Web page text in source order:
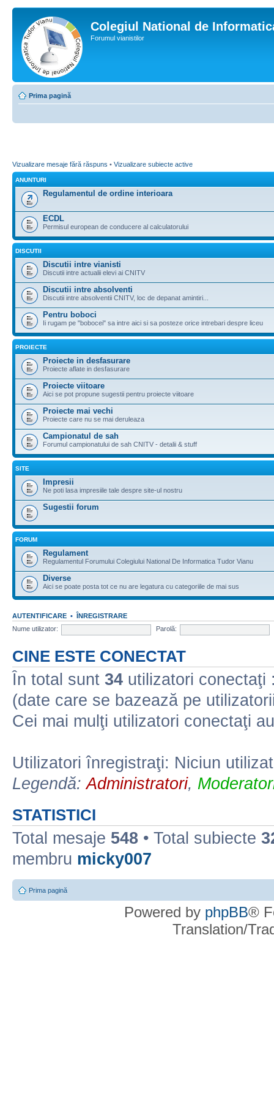
Colegiul National de
Forumul vianistilor
Prima pagină
Vizualizare mesaje fără răspuns • Vizualizare subiecte active
ANUNTURI
Regulamentul de ordine interioara
ECDL
Permisul european de conducere al calculatorului
DISCUTII
Discutii intre vianisti
Discutii intre actualii elevi ai CNITV
Discutii intre absolventi
Discutii intre absolventii CNITV, loc de depanat amintiri...
Pentru boboci
Ii rugam pe "bobocei" sa intre aici si sa posteze orice intrebari despre liceu
PROIECTE
Proiecte in desfasurare
Proiecte aflate in desfasurare
Proiecte viitoare
Aici se pot propune sugestii pentru proiecte viitoare
Proiecte mai vechi
Proiecte care nu se mai deruleaza
Campionatul de sah
Forumul campionatului de sah CNITV - detalii & stuff
SITE
Impresii
Ne poti lasa impresiile tale despre site-ul nostru
Sugestii forum
FORUM
Regulament
Regulamentul Forumului Colegiului National De Informatica Tudor Vianu
Diverse
Aici se poate posta tot ce nu are legatura cu categoriile de mai sus
AUTENTIFICARE • ÎNREGISTRARE
Nume utilizator:
Parolă:
CINE ESTE CONECTAT
În total sunt 34 utilizatori conectaţi
(date care se bazează pe
Cei mai mulţi utilizatori conectaţi
Utilizatori înregistraţi: Niciun
Legendă:Administratori,
STATISTICI
Total mesaje 548 • Total subiecte
membru micky007
Prima pagină
Powered by phpBB®
Translation/